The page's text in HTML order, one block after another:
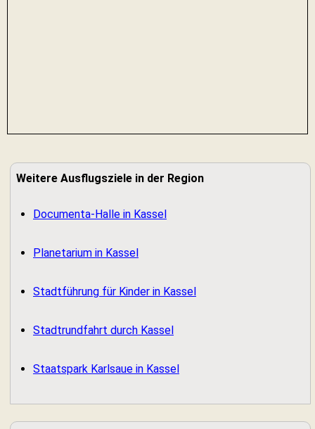
Weitere Ausflugsziele in der Region
Documenta-Halle in Kassel
Planetarium in Kassel
Stadtführung für Kinder in Kassel
Stadtrundfahrt durch Kassel
Staatspark Karlsaue in Kassel